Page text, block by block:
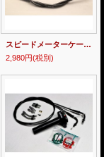
スピードメーターケーブル【 MC18・21 】
2,980円(税別)